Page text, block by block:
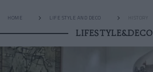
HOME LIFE STYLE AND DECO HISTORY
LIFESTYLE&DECO